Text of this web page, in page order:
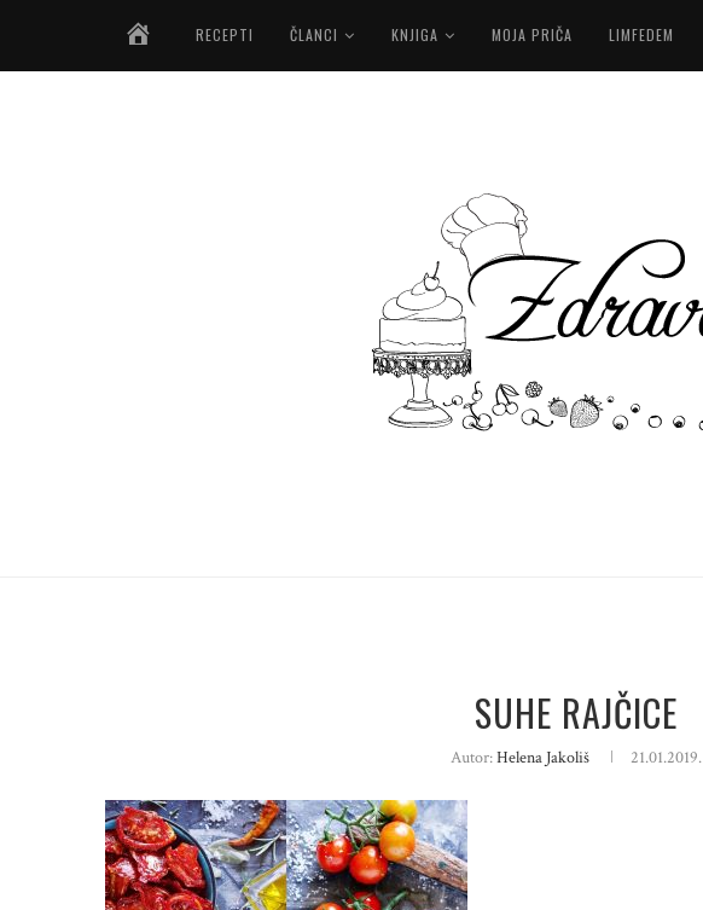
NASLOVNICA
RECEPTI ČLANCI KNJIGA MOJA PRIČA LIMFEDEM
SUHE RAJČICE
Autor:Helena Jakoliš 21.01.2019.